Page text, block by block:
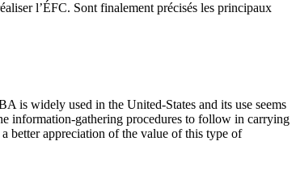
l’ÉFC. Sont finalement précisés les principaux
is widely used in the United-States and its use seems
information-gathering procedures to follow in carrying
better appreciation of the value of this type of